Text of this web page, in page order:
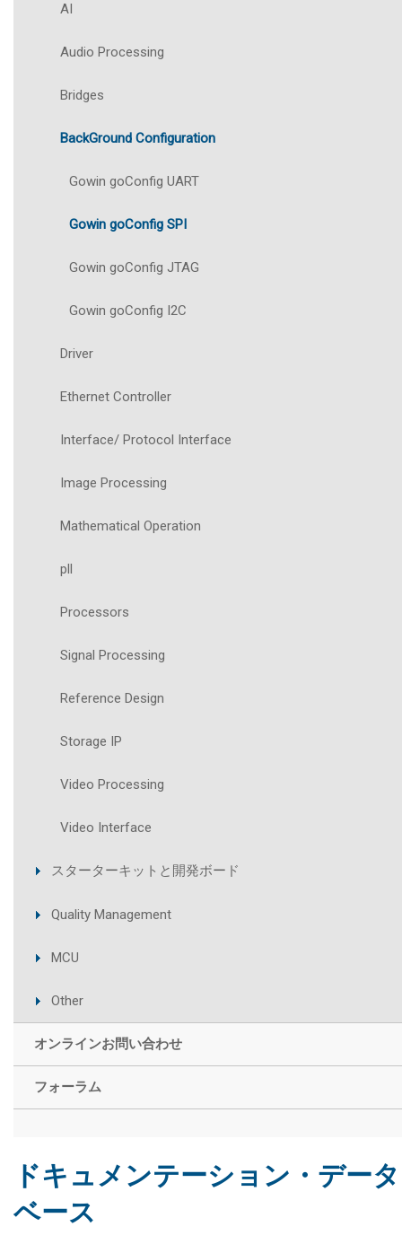
AI
Audio Processing
Bridges
BackGround Configuration
Gowin goConfig UART
Gowin goConfig SPI
Gowin goConfig JTAG
Gowin goConfig I2C
Driver
Ethernet Controller
Interface/ Protocol Interface
Image Processing
Mathematical Operation
pll
Processors
Signal Processing
Reference Design
Storage IP
Video Processing
Video Interface
スターターキットと開発ボード
Quality Management
MCU
Other
オンラインお問い合わせ
フォーラム
ドキュメンテーション・データ
ベース